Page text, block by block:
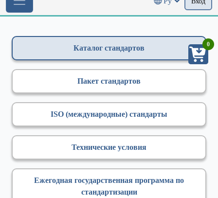
Каталог стандартов
Пакет стандартов
ISO (международные) стандарты
Технические условия
Ежегодная государственная программа по
стандартизации
0